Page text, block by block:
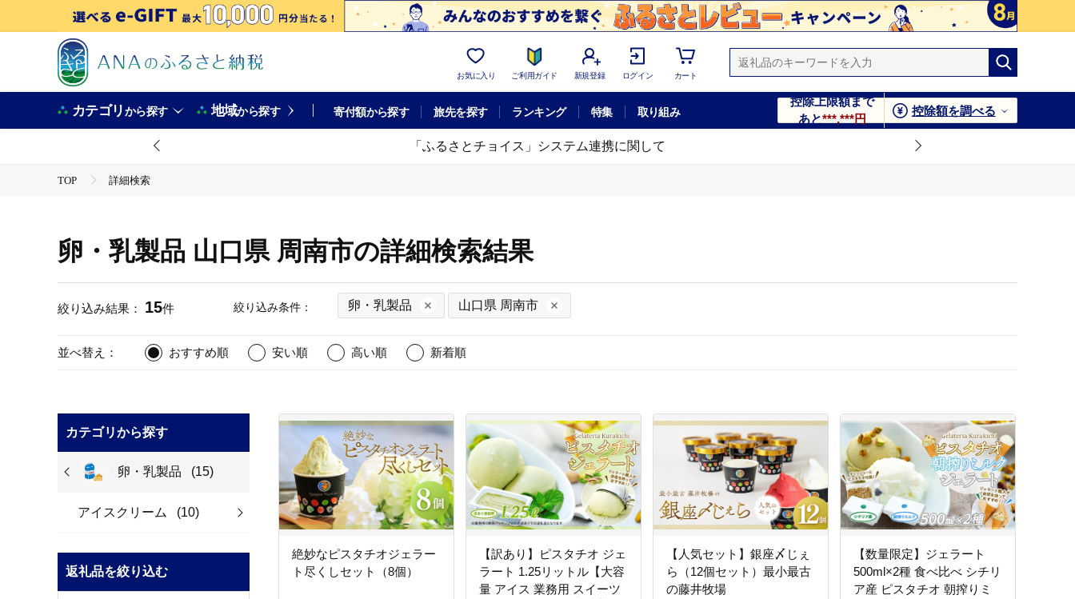
お気に入り ご利用ガイド 新規登録 ログイン カート
カテゴリから探す 地域から探す 寄付額から探す 旅先を探す ランキング 特集 取り組み
控除上限額まで
あと***,***円
控除額を調べる
「ふるさとチョイス」システム連携に関して
TOP 詳細検索
卵・乳製品 山口県 周南市の詳細検索結果
絞り込み結果： 15件 絞り込み条件： 卵・乳製品 山口県 周南市
並べ替え： おすすめ順 安い順 高い順 新着順
カテゴリから探す
卵・乳製品 (15)
アイスクリーム (10)
返礼品を絞り込む
絶妙なピスタチオジェラー
ト尽くしセット（8個）
【訳あり】ピスタチオ ジェ
ラート 1.25リットル【大容
量 アイス 業務用 スイーツ
【人気セット】銀座〆じぇ
ら（12個セット）最小最古
の藤井牧場
【数量限定】ジェラート
500ml×2種 食べ比べ シチリ
ア産 ピスタチオ 朝搾りミ